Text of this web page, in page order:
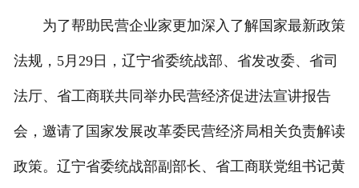
为了帮助民营企业家更加深入了解国家最新政策
法规，5月29日，辽宁省委统战部、省发改委、省司
法厅、省工商联共同举办民营经济促进法宣讲报告
会，邀请了国家发展改革委民营经济局相关负责解读
政策。辽宁省委统战部副部长、省工商联党组书记黄